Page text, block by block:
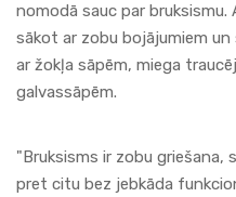
nomodā sauc par
sākot ar zobu bojājumiem
ar žokļa sāpēm, miega
galvassāpēm.
"Bruksisms ir zobu griešana,
pret citu bez jebkāda